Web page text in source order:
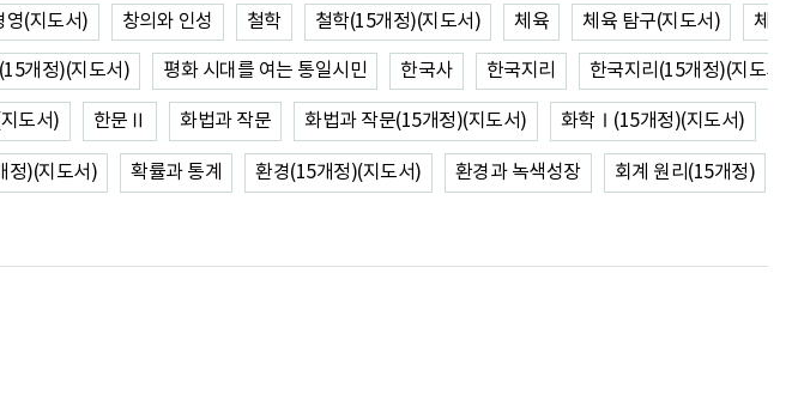
영(지도서) 창의와 인성 철학 철학(15개정)(지도서) 체육 체육 탐구(지도서) 체
개정)(지도서) 평화 시대를 여는 통일시민 한국사 한국지리 한국지리(15개정)(지도서)
도서) 한문Ⅱ 화법과 작문 화법과 작문(15개정)(지도서) 화학Ⅰ(15개정)(지도서)
정)(지도서) 확률과 통계 환경(15개정)(지도서) 환경과 녹색성장 회계 원리(15개정)